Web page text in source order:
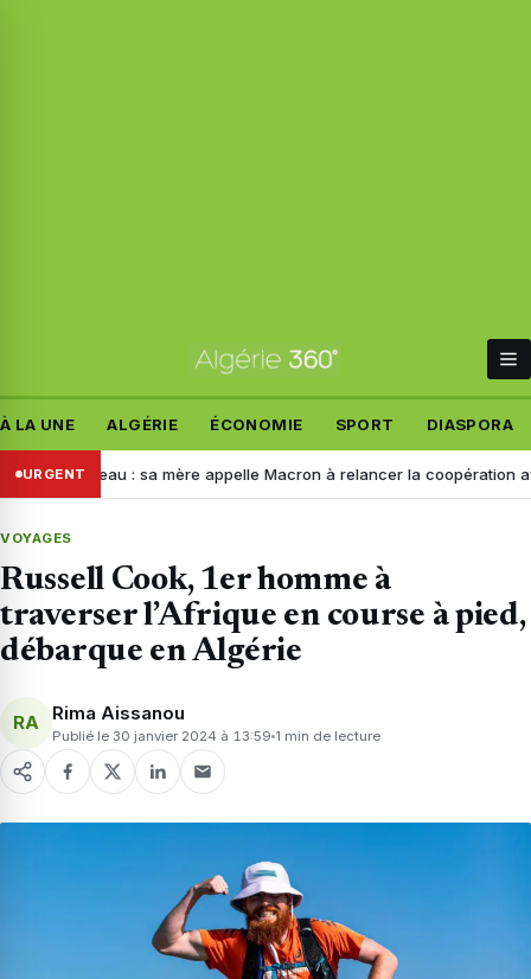
À LA UNE ALGÉRIE ÉCONOMIE SPORT DIASPORA
URGENT: sa mère appelle Macron à relancer la coopération avec
VOYAGES
Russell Cook, 1er homme à
traverser l’Afrique en course à pied,
débarque en Algérie
RA Rima Aissanou
Publié le 30 janvier 2024 à 13:59 1 min de lecture